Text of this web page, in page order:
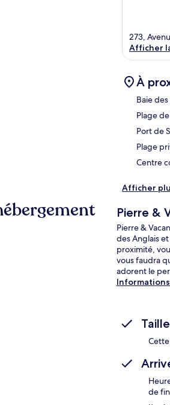
273,
Afficher
À
Baie
Plage
Port de
Plage
Centre
Afficher
Pierre &
Pierre &
des Anglais
proximité,
vous faudra
adorent le
de